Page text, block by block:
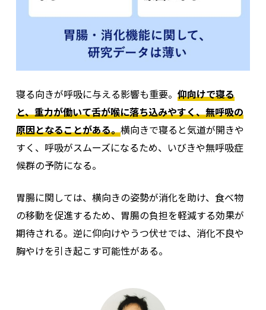
睡眠時無呼吸症候群は「太っている人だけの問題」と思われがち
ですが、実際はやせ型の人や女性にも見られ、決して一部の人
に限られた疾患ではありません。自覚症状が乏しいまま進行し
ているケースもあるため、いびきを指摘されたことがある・朝
※簡易PSG検査：睡眠中の呼吸状態を測定できる検
査。指先や鼻まわりにセンサーを装着し、無呼吸・低
呼吸の回数などを記録できる。医療機関から貸し出さ
検証者：吉田
寝る向きが呼吸に与える影響も重要。 仰向けで寝る
と、重力が働いて舌が喉に落ち込みやすく、無呼吸の
原因となることがある。横向きで寝ると気道が開きや
すく、呼吸がスムーズになるため、いびきや無呼吸症
候群の予防になる。
胃腸に関しては、横向きの姿勢が消化を助け、食べ物
の移動を促進するため、胃腸の負担を軽減する効果が
期待される。逆に仰向けやうつ伏せでは、消化不良や
胸やけを引き起こす可能性がある。